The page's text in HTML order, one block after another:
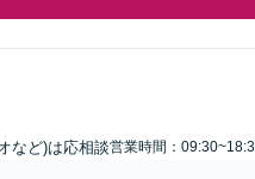
など)は応相談営業時間：